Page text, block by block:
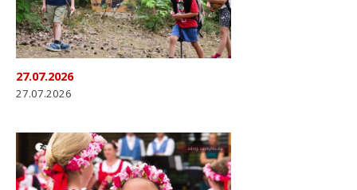
27.07.2026
27.07.2026